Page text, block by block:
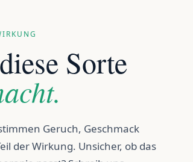
Sorte
Geruch, Geschmack
der Wirkung. Unsicher, ob das